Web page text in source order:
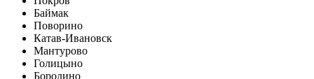
Баймак
Поворино
Катав-Ивановск
Мантурово
Голицыно
Бородино